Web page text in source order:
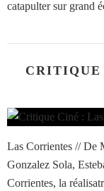
catapulter sur grand
Las Corrientes // De
Gonzalez Sola,
Corrientes, la